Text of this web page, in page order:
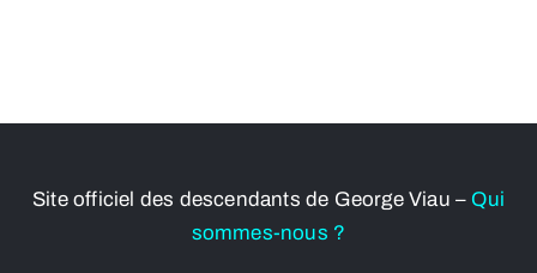
Site officiel des descendants de George Viau – Qui
sommes-nous ?